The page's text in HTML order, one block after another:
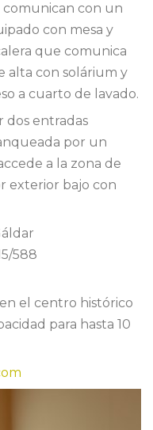
comunican con un
con mesa y
que comunica
alta con solárium y
a cuarto de lavado.
dos entradas
por un
a la zona de
exterior bajo con
588
el centro histórico
para hasta 10